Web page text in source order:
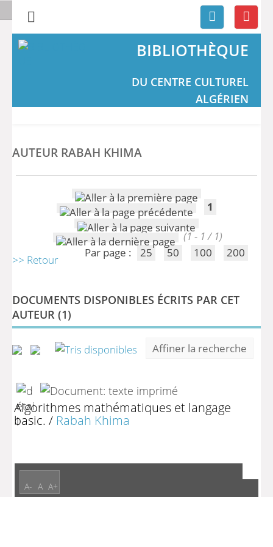
BIBLIOTHÈQUE
DU CENTRE CULTUREL
ALGÉRIEN
AUTEUR RABAH KHIMA
1
(1 - 1 / 1)
Par page :
25 50 100 200
>> Retour
DOCUMENTS DISPONIBLES ÉCRITS PAR CET
AUTEUR (1)
Affiner la recherche
Algorithmes mathématiques et langage
basic. / Rabah Khima
A- A A+